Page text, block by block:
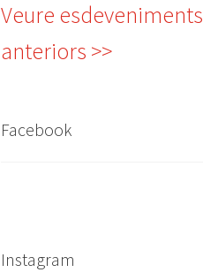
Veure esdeveniments
anteriors >>
Facebook
Instagram